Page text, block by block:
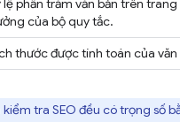
lệ phần trăm văn bản trên trang
của bộ quy tắc.
thước được tính toán của văn
tra SEO đều có trọng số